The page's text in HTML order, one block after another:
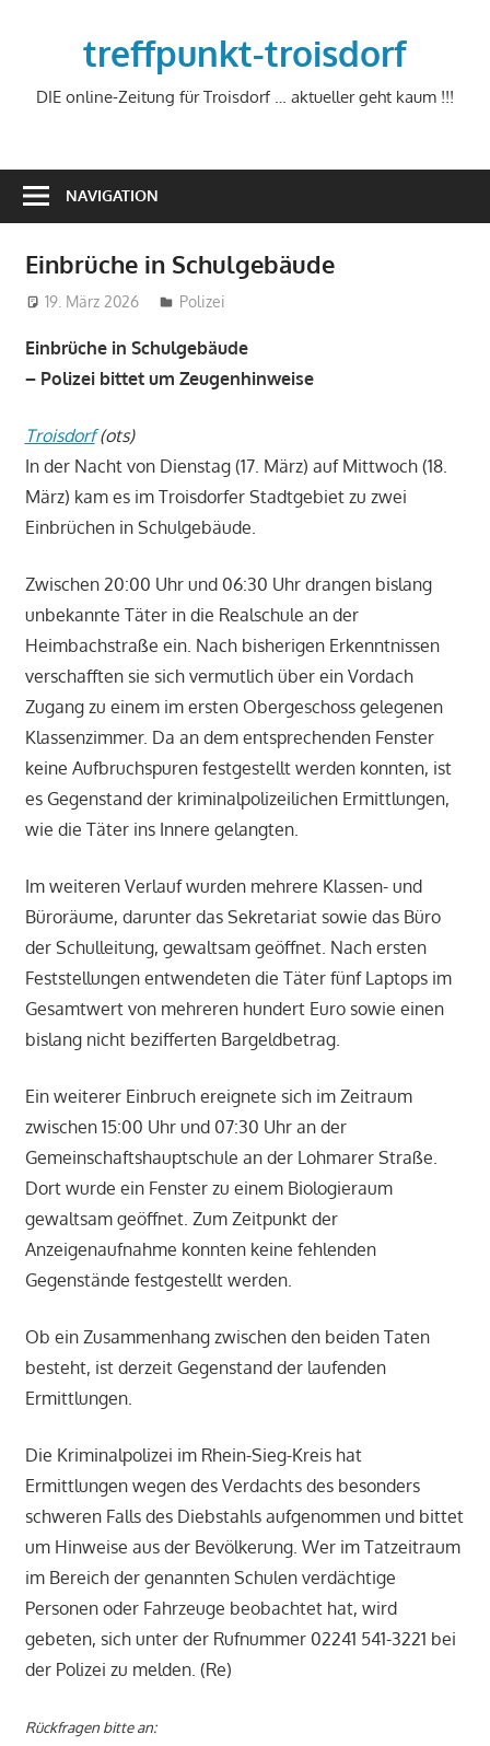
treffpunkt-troisdorf
DIE online-Zeitung für Troisdorf … aktueller geht kaum !!!
NAVIGATION
Einbrüche in Schulgebäude
19. März 2026 treffpunkt
Polizei
Einbrüche in Schulgebäude
– Polizei bittet um Zeugenhinweise
Troisdorf(ots)
In der Nacht von Dienstag (17. März) auf Mittwoch (18.
März) kam es im Troisdorfer Stadtgebiet zu zwei
Einbrüchen in Schulgebäude.
Zwischen 20:00 Uhr und 06:30 Uhr drangen bislang
unbekannte Täter in die Realschule an der
Heimbachstraße ein. Nach bisherigen Erkenntnissen
verschafften sie sich vermutlich über ein Vordach
Zugang zu einem im ersten Obergeschoss gelegenen
Klassenzimmer. Da an dem entsprechenden Fenster
keine Aufbruchspuren festgestellt werden konnten, ist
es Gegenstand der kriminalpolizeilichen Ermittlungen,
wie die Täter ins Innere gelangten.
Im weiteren Verlauf wurden mehrere Klassen- und
Büroräume, darunter das Sekretariat sowie das Büro
der Schulleitung, gewaltsam geöffnet. Nach ersten
Feststellungen entwendeten die Täter fünf Laptops im
Gesamtwert von mehreren hundert Euro sowie einen
bislang nicht bezifferten Bargeldbetrag.
Ein weiterer Einbruch ereignete sich im Zeitraum
zwischen 15:00 Uhr und 07:30 Uhr an der
Gemeinschaftshauptschule an der Lohmarer Straße.
Dort wurde ein Fenster zu einem Biologieraum
gewaltsam geöffnet. Zum Zeitpunkt der
Anzeigenaufnahme konnten keine fehlenden
Gegenstände festgestellt werden.
Ob ein Zusammenhang zwischen den beiden Taten
besteht, ist derzeit Gegenstand der laufenden
Ermittlungen.
Die Kriminalpolizei im Rhein-Sieg-Kreis hat
Ermittlungen wegen des Verdachts des besonders
schweren Falls des Diebstahls aufgenommen und bittet
um Hinweise aus der Bevölkerung. Wer im Tatzeitraum
im Bereich der genannten Schulen verdächtige
Personen oder Fahrzeuge beobachtet hat, wird
gebeten, sich unter der Rufnummer 02241 541-3221 bei
der Polizei zu melden. (Re)
Rückfragen bitte an: